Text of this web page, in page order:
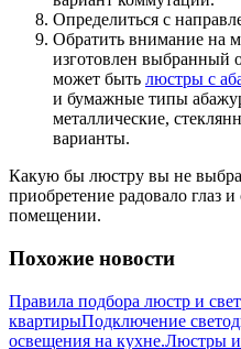
Определиться с
Обратить внимание на
изготовлен выбранный
может быть люстры с
и бумажные типы
металлические,
варианты.
Какую бы люстру вы не
приобретение радовало глаз
помещении.
Похожие новости
Правила подбора люстр и
квартирыПодключение
освещения на кухне.Люстры и